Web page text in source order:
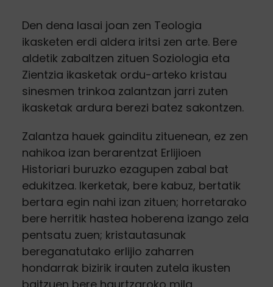
Den dena lasai joan zen Teologia
ikasketen erdi aldera iritsi zen arte. Bere
aldetik zabaltzen zituen Soziologia eta
Zientzia ikasketak ordu-arteko kristau
sinesmen trinkoa zalantzan jarri zuten
ikasketak ardura berezi batez sakontzen.
Zalantza hauek gainditu zituenean, ez zen
nahikoa izan berarentzat Erlijioen
Historiari buruzko ezagupen zabal bat
edukitzea. Ikerketak, bere kabuz, bertatik
bertara egin nahi izan zituen; horretarako
bere herritik hastea hoberena izango zela
pentsatu zuen; kristautasunak
bereganatutako erlijio zaharren
hondarrak bizirik irauten zutela ikusten